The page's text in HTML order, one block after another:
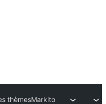
thèmesMarkito